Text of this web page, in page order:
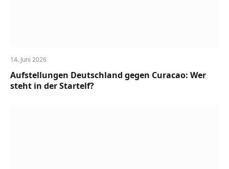
14. Juni 2026
Aufstellungen Deutschland gegen Curacao: Wer
steht in der Startelf?